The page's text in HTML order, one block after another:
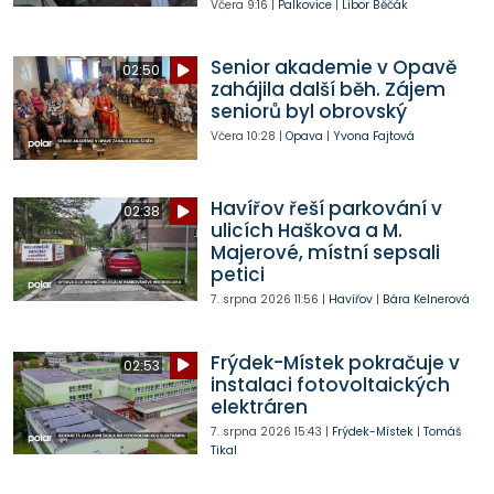
Včera 9:16 Palkovice| Libor Běčák
02:50
Senior akademie v Opavě
zahájila další běh. Zájem
seniorů byl obrovský
Včera 10:28 | Opava | Yvona Fajtová
02:38
Havířov řeší parkování v
ulicích Haškova a M.
Majerové, místní sepsali
petici
7. srpna 2026 11:56 | Havířov| Bára Kelnerová
02:53
Frýdek-Místek pokračuje v
instalaci fotovoltaických
elektráren
7. srpna 2026 15:43 | Frýdek-Místek| Tomáš
Tikal